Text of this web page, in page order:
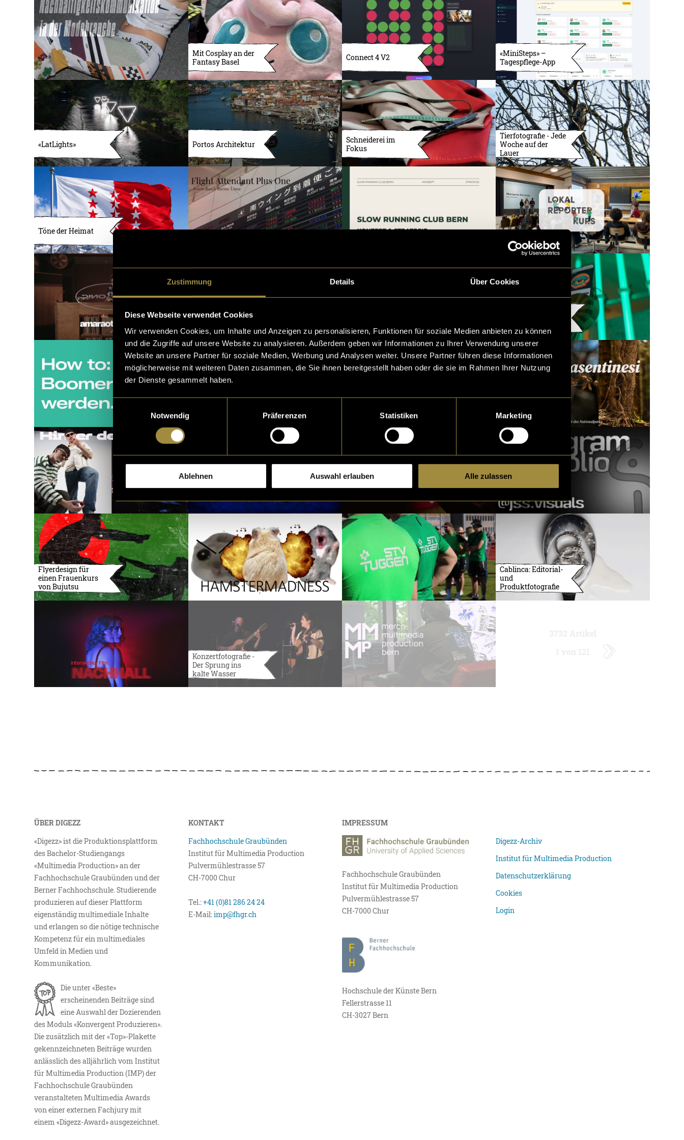
Zustimmung Details Über Cookies
Diese Webseite verwendet Cookies
Wir verwenden Cookies, um Inhalte und Anzeigen zu personalisieren, Funktionen für soziale Medien anbieten zu können
und die Zugriffe auf unsere Website zu analysieren. Außerdem geben wir Informationen zu Ihrer Verwendung unserer
Website an unsere Partner für soziale Medien, Werbung und Analysen weiter. Unsere Partner führen diese Informationen
möglicherweise mit weiteren Daten zusammen, die Sie ihnen bereitgestellt haben oder die sie im Rahmen Ihrer Nutzung
der Dienste gesammelt haben.
Notwendig
Präferenzen Statistiken Marketing
Ablehnen Auswahl erlauben Alle zulassen
Mit Cosplay an der
Fantasy Basel
Connect 4 V2
«MiniSteps» –
Tagespflege-App
«LatLights» Portos Architektur
Schneiderei im
Fokus
Tierfotografie - Jede
Woche auf der
Lauer
Töne der Heimat
Flyerdesign für
einen Frauenkurs
von Bujutsu
Cablinca: Editorial-
und
Produktfotografie
Konzertfotografie -
Der Sprung ins
kalte Wasser
ÜBER DIGEZZ
«Digezz» ist die Produktionsplattform
des Bachelor-Studiengangs
«Multimedia Production» an der
Fachhochschule Graubünden und der
Berner Fachhochschule. Studierende
produzieren auf dieser Plattform
eigenständig multimediale Inhalte
und erlangen so die nötige technische
Kompetenz für ein multimediales
Umfeld in Medien und
Kommunikation.
Die unter «Beste»
erscheinenden Beiträge sind
eine Auswahl der Dozierenden
des Moduls «Konvergent Produzieren».
Die zusätzlich mit der «Top»-Plakette
gekennzeichneten Beiträge wurden
anlässlich des alljährlich vom Institut
für Multimedia Production (IMP) der
Fachhochschule Graubünden
veranstalteten Multimedia Awards
von einer externen Fachjury mit
einem «Digezz-Award» ausgezeichnet.
KONTAKT
Fachhochschule Graubünden
Institut für Multimedia Production
Pulvermühlestrasse 57
CH-7000 Chur
Tel.:+41 (0)81 286 24 24
E-Mail:imp@fhgr.ch
IMPRESSUM
Fachhochschule Graubünden
Institut für Multimedia Production
Pulvermühlestrasse 57
CH-7000 Chur
Hochschule der Künste Bern
Fellerstrasse 11
CH-3027 Bern
Digezz-Archiv
Institut für Multimedia Production
Datenschutzerklärung
Cookies
Login